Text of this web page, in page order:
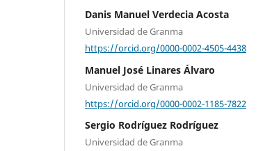
Danis Manuel Verdecia Acosta
Universidad de Granma
https://orcid.org/0000-0002-4505-4438
Manuel José Linares Álvaro
Universidad de Granma
https://orcid.org/0000-0002-1185-7822
Sergio Rodríguez Rodríguez
Universidad de Granma